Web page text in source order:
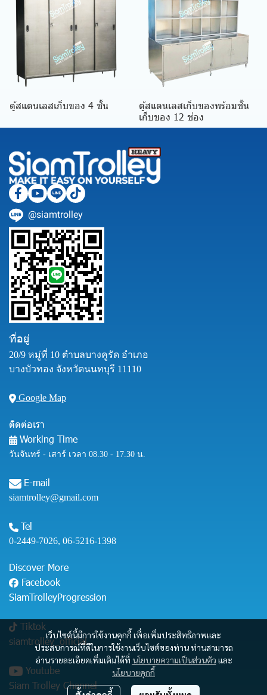
ตู้สแตนเลสเก็บของ 4 ชั้น
ตู้สแตนเลสเก็บของพร้อมชั้น
เก็บของ 12 ช่อง
เว็บไซต์นี้มีการใช้งานคุกกี้ เพื่อเพิ่มประสิทธิภาพและ
ประสบการณ์ที่ดีในการใช้งานเว็บไซต์ของท่าน ท่านสามารถ
อ่านรายละเอียดเพิ่มเติมได้ที่ นโยบายความเป็นส่วนตัว และ
นโยบายคุกกี้
@siamtrolley
ที่อยู่
20/9 หมู่ที่ 10 ตำบลบางคูรัด อำเภอ
บางบัวทอง จังหวัดนนทบุรี 11110
Google Map
ติดต่อเรา
Working Time
วันจันทร์ - เสาร์ เวลา 08.30 - 17.30 น.
E-mail
siamtrolley@gmail.com
Tel
0-2449-7026, 06-5216-1398
Discover More
Facebook
SiamTrolleyProgression
Tiktok
siamtrolley_official
Youtube
Siam Trolley Channel